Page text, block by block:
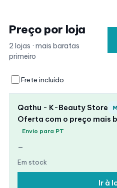
Preço por loja
2 lojas · mais baratas
primeiro
Frete incluído
Qathu - K-Beauty Store
Oferta com o preço mais
Envio para PT
—
Em stock
Ir à